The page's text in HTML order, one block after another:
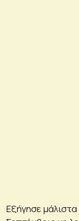
Εξήγησε μάλιστα